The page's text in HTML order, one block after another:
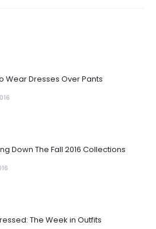
Wear Dresses Over Pants
Down The Fall 2016 Collections
The Week in Outfits